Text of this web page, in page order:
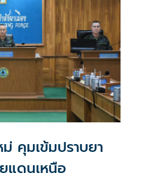
คุมเข้มปราบยา
แดนเหนือ